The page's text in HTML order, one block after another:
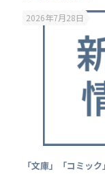
2026年7月28日
「文庫」「コミッ